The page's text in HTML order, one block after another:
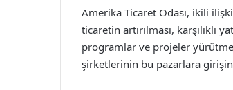
Amerika Ticaret Odası, ikili
ticaretin artırılması, karşılıklı
programlar ve projeler
şirketlerinin bu pazarlara